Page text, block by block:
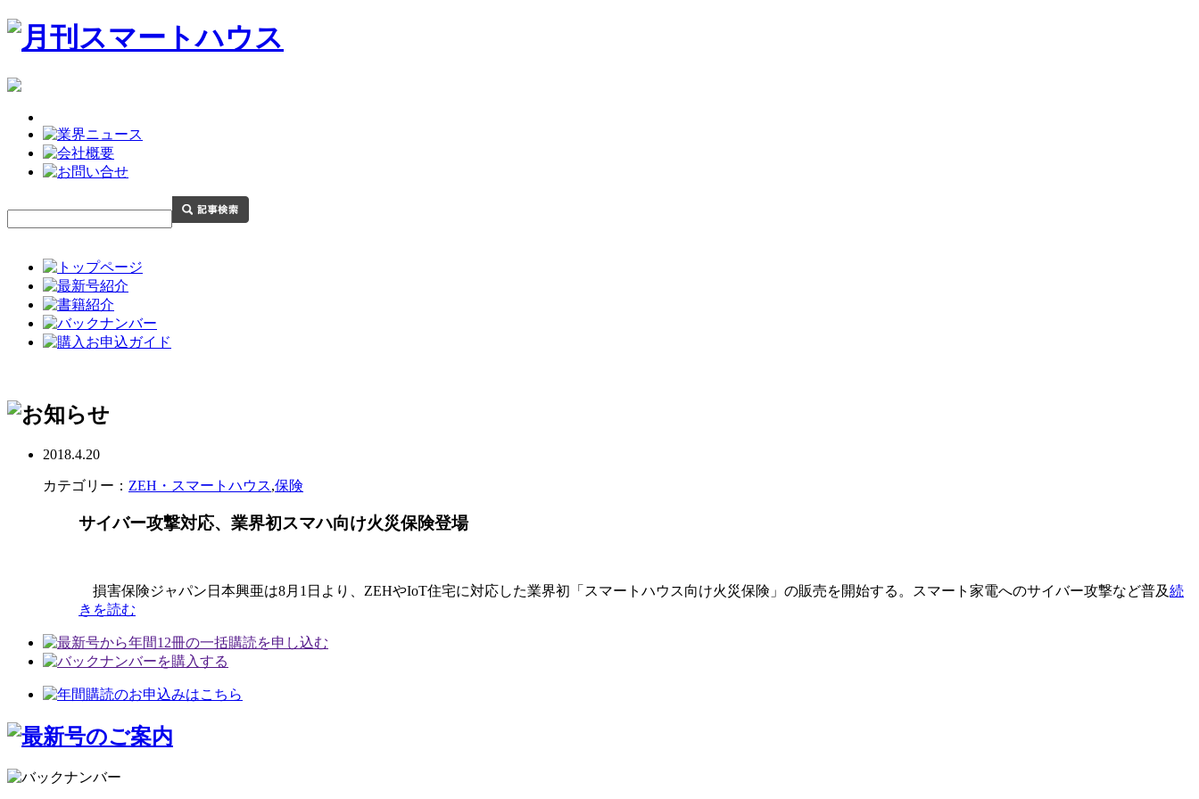
2018.4.20
カテゴリー： ZEH・スマートハウス,保険
サイバー攻撃対応、業界初スマハ向け火災保険登場
損害保険ジャパン日本興亜は8月1日より、ZEHやIoT住宅に対応した業界初「スマートハウス向け火災保険」の販売を開始する。スマート家電へのサイバー攻撃など普及続
きを読む